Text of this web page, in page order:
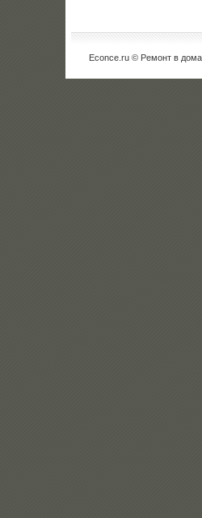
Econce.ru © Ремонт в